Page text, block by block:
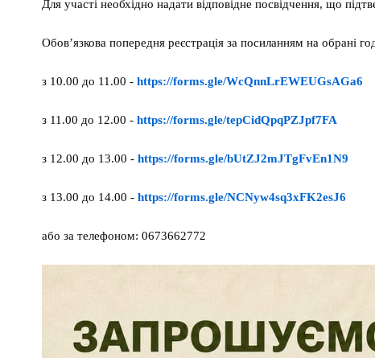
Для участі необхідно надати відповідне посвідчення, що
Обов’язкова попередня реєстрація за посиланням на обрані
з 10.00 до 11.00 - https://forms.gle/WcQnnLrEWEUGsAGa6
з 11.00 до 12.00 - https://forms.gle/tepCidQpqPZJpf7FA
з 12.00 до 13.00 - https://forms.gle/bUtZJ2mJTgFvEn1N9
з 13.00 до 14.00 - https://forms.gle/NCNyw4sq3xFK2esJ6
або за телефоном: 0673662772